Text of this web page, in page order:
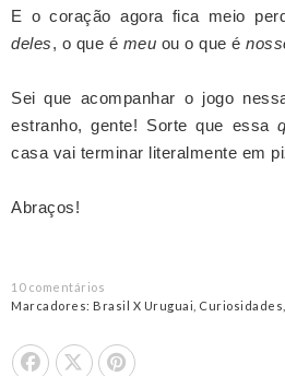
E o coração agora fica meio
deles, o que é meu ou o que é
Sei que acompanhar o jogo
estranho, gente! Sorte que essa
casa vai terminar literalmente em
Abraços!
10 comentários
Marcadores: Brasil X Uruguai Curiosidades
Share On Facebook
Tweet This